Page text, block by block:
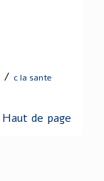
/ c la sante
Haut de page